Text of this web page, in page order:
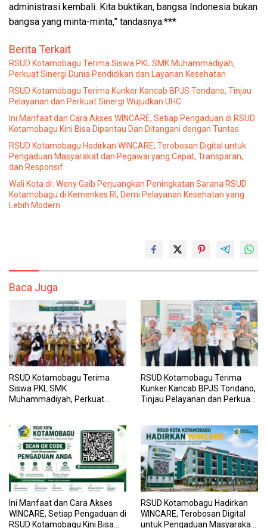
administrasi kembali. Kita buktikan, bangsa Indonesia bukan
bangsa yang minta-minta,” tandasnya.***
Berita Terkait
RSUD Kotamobagu Terima Siswa PKL SMK Muhammadiyah,
Perkuat Sinergi Dunia Pendidikan dan Layanan Kesehatan
RSUD Kotamobagu Terima Kunker Kancab BPJS Tondano, Tinjau
Pelayanan dan Perkuat Sinergi Wujudkan UHC
Ini Manfaat dan Cara Akses WINCARE, Setiap Pengaduan di RSUD
Kotamobagu Kini Bisa Dipantau Dan Ditangani dengan Tuntas
RSUD Kotamobagu Hadirkan WINCARE, Terobosan Digital untuk
Pengaduan Masyarakat dan Pegawai yang Cepat, Transparan,
dan Responsif
Wali Kota dr. Weny Gaib Perjuangkan Peningkatan Sarana RSUD
Kotamobagu di Kemenkes RI, Demi Pelayanan Kesehatan yang
Lebih Modern
Baca Juga
RSUD Kotamobagu Terima
Siswa PKL SMK
Muhammadiyah, Perkuat
RSUD Kotamobagu Terima
Kunker Kancab BPJS Tondano,
Tinjau Pelayanan dan Perkuat
Ini Manfaat dan Cara Akses
WINCARE, Setiap Pengaduan di
RSUD Kotamobagu Kini Bisa
RSUD Kotamobagu Hadirkan
WINCARE, Terobosan Digital
untuk Pengaduan Masyarakat